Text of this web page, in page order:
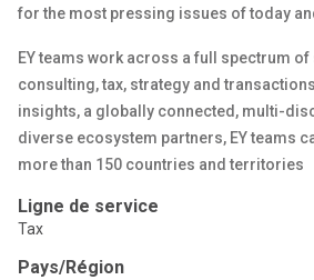
for the most pressing issues of today
EY teams work across a full spectrum
consulting, tax, strategy and
insights, a globally connected, multi-
diverse ecosystem partners, EY teams
more than 150 countries and territories
Ligne de service
Tax
Pays/Région